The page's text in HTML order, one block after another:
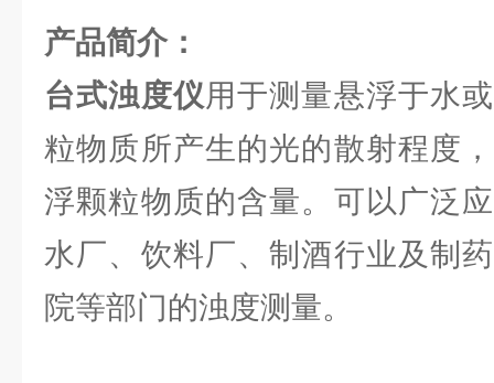
产品简介：
台式浊度仪用于测量悬浮于水
粒物质所产生的光的散射程度
浮颗粒物质的含量。可以广泛
水厂、饮料厂、制酒行业及制
院等部门的浊度测量。